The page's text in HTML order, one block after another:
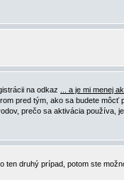
na odkaz
... a je mi menej
pred tým, ako sa budete môcť
prečo sa aktivácia používa,
ten druhý prípad, potom ste